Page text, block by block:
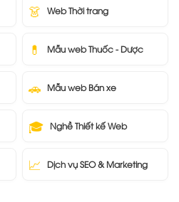
👗 Web Thời trang
💊 Mẫu web Thuốc - Dược
🚗 Mẫu web Bán xe
🎓 Nghề Thiết kế Web
📈 Dịch vụ SEO & Marketing